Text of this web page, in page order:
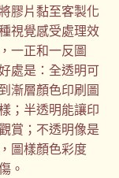
膠片黏至客製化
視覺感受處理效
一正和一反圖
處是：全透明可
漸層顏色印刷圖
；半透明能讓印
賞；不透明像是
圖樣顏色彩度
。